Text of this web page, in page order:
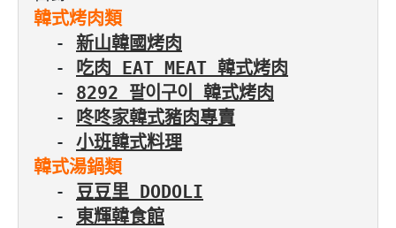
韓式烤肉類
  -
新山韓國烤肉
  -
吃肉 EAT MEAT 韓式烤肉
  -
8292 팔이구이 韓式烤肉
  -
咚咚家韓式豬肉專賣
  -
小班韓式料理
韓式湯鍋類
  -
豆豆里 DODOLI
  -
東輝韓食館